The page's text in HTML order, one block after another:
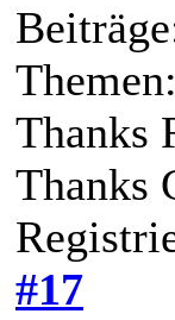
Thanks
Thanks
#17